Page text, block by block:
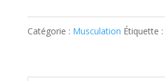
Catégorie : Musculation Étiquette :